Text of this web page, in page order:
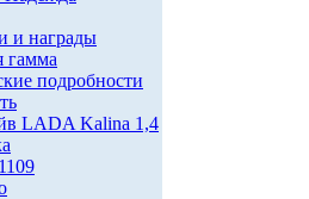
и награды
гамма
подробности
LADA Kalina 1,4